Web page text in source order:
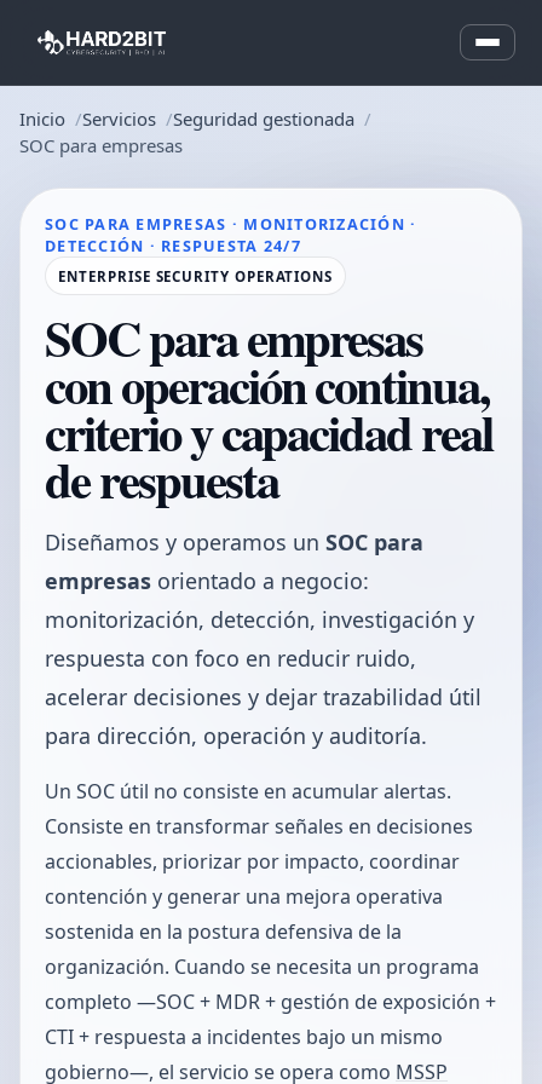
Inicio Servicios
Seguridad gestionada
SOC para empresas
SOC PARA EMPRESAS · MONITORIZACIÓN ·
DETECCIÓN · RESPUESTA 24/7
ENTERPRISE SECURITY OPERATIONS
SOC para empresas
con operación continua,
criterio y capacidad real
de respuesta
Diseñamos y operamos un SOC para
empresas orientado a negocio:
monitorización, detección, investigación y
respuesta con foco en reducir ruido,
acelerar decisiones y dejar trazabilidad útil
para dirección, operación y auditoría.
Un SOC útil no consiste en acumular alertas.
Consiste en transformar señales en decisiones
accionables, priorizar por impacto, coordinar
contención y generar una mejora operativa
sostenida en la postura defensiva de la
organización. Cuando se necesita un programa
completo —SOC + MDR + gestión de exposición +
CTI + respuesta a incidentes bajo un mismo
gobierno—, el servicio se opera como MSSP